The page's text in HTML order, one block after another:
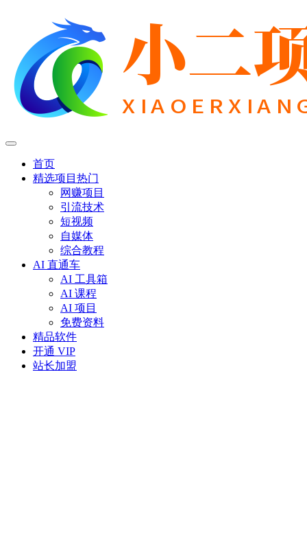
首页
精选项目 热门
网赚项目
引流技术
短视频
自媒体
综合教程
AI 直通车
AI 工具箱
AI 课程
AI 项目
免费资料
精品软件
开通 VIP
站长加盟